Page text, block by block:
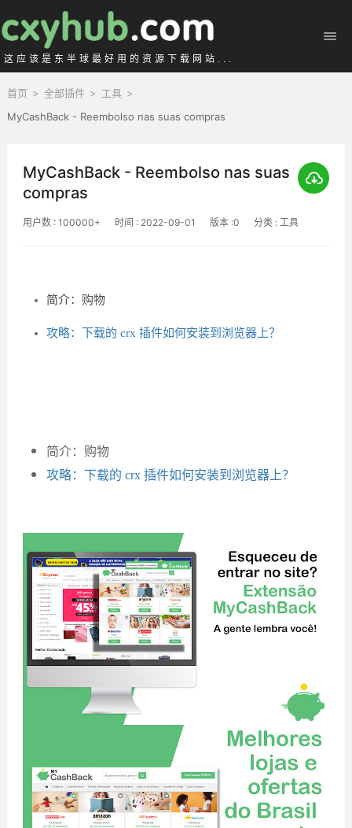
这应该是东半球最好用的资源下载网站...
首页 > 全部插件 > 工具 >
MyCashBack - Reembolso nas suas compras
MyCashBack - Reembolso nas suas
compras
用户数 : 100000+ 时间 : 2022-09-01 版本 :0 分类 : 工具
简介：购物
攻略：下载的 crx 插件如何安装到浏览器上？
简介：购物
攻略：下载的 crx 插件如何安装到浏览器上？